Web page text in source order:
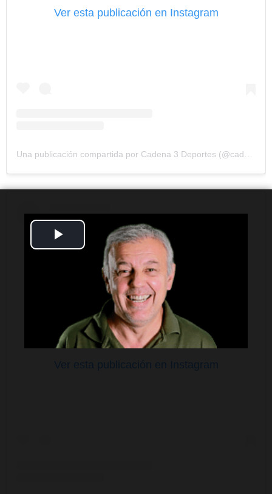
Video
Ver esta publicación en Instagram
Una publicación compartida por Cadena 3 Deportes (@cadena3deportes)
Ver esta publicación en Instagram